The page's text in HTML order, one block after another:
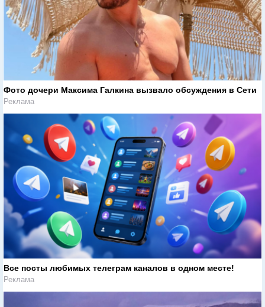
Фото дочери Максима Галкина вызвало обсуждения в Сети
Реклама
Все посты любимых телеграм каналов в одном месте!
Реклама